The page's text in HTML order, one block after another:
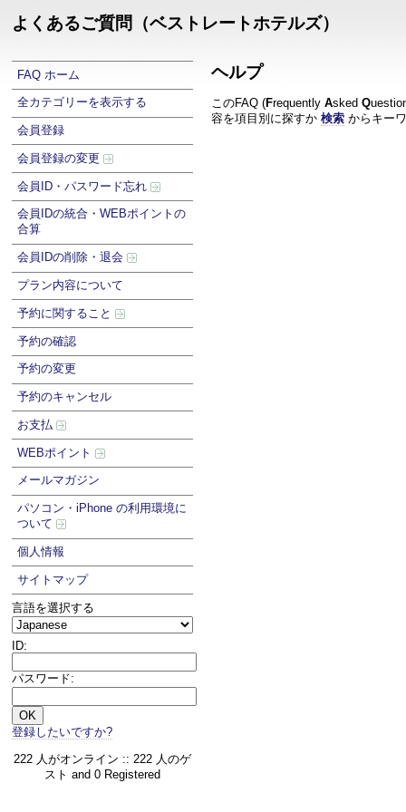
よくあるご質問（ベストレートホテルズ）
FAQ ホーム
全カテゴリーを表示する
会員登録
会員登録の変更
会員ID・パスワード忘れ
会員IDの統合・WEBポイントの
合算
会員IDの削除・退会
プラン内容について
予約に関すること
予約の確認
予約の変更
予約のキャンセル
お支払
WEBポイント
メールマガジン
パソコン・iPhone の利用環境に
ついて
個人情報
サイトマップ
言語を選択する
ID:
パスワード:
登録したいですか?
222 人がオンライン :: 222 人のゲ
スト and 0 Registered
ヘルプ
このFAQ (Frequently Asked Q
容を項目別に探すか 検索からキー